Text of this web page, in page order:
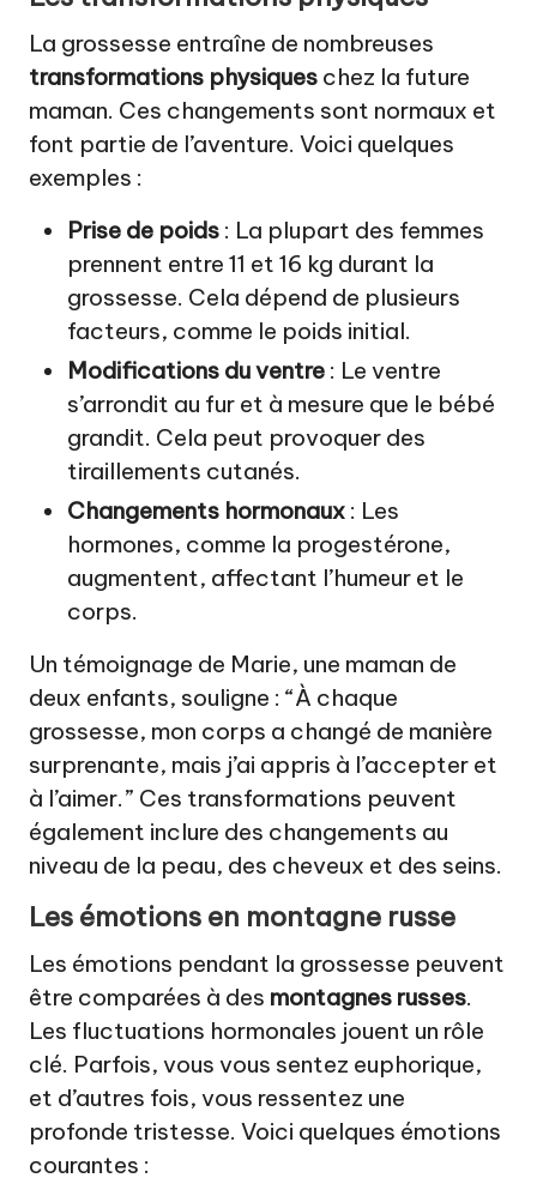
La grossesse entraîne de nombreuses
transformations physiques chez la future
maman. Ces changements sont normaux et
font partie de l’aventure. Voici quelques
exemples :
Prise de poids : La plupart des femmes
prennent entre 11 et 16 kg durant la
grossesse. Cela dépend de plusieurs
facteurs, comme le poids initial.
Modifications du ventre : Le ventre
s’arrondit au fur et à mesure que le bébé
grandit. Cela peut provoquer des
tiraillements cutanés.
Changements hormonaux : Les
hormones, comme la progestérone,
augmentent, affectant l’humeur et le
corps.
Un témoignage de Marie, une maman de
deux enfants, souligne : “À chaque
grossesse, mon corps a changé de manière
surprenante, mais j’ai appris à l’accepter et
à l’aimer.” Ces transformations peuvent
également inclure des changements au
niveau de la peau, des cheveux et des seins.
Les émotions en montagne russe
Les émotions pendant la grossesse peuvent
être comparées à des montagnes russes.
Les fluctuations hormonales jouent un rôle
clé. Parfois, vous vous sentez euphorique,
et d’autres fois, vous ressentez une
profonde tristesse. Voici quelques émotions
courantes :